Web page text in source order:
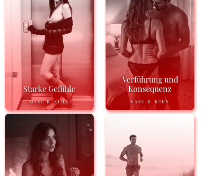
Starke Gefühle
MARC R. KUHN
Verführung und
Konsequenz
MARC R. KUHN